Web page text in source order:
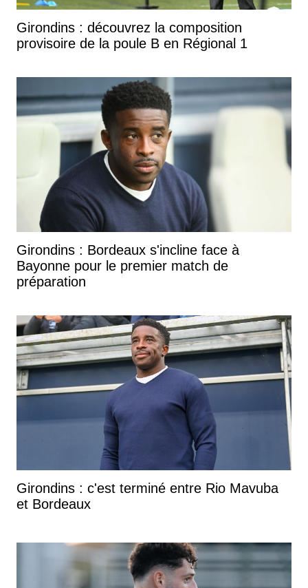
Girondins : découvrez la composition
provisoire de la poule B en Régional 1
Girondins : Bordeaux s'incline face à
Bayonne pour le premier match de
préparation
Girondins : c'est terminé entre Rio Mavuba
et Bordeaux